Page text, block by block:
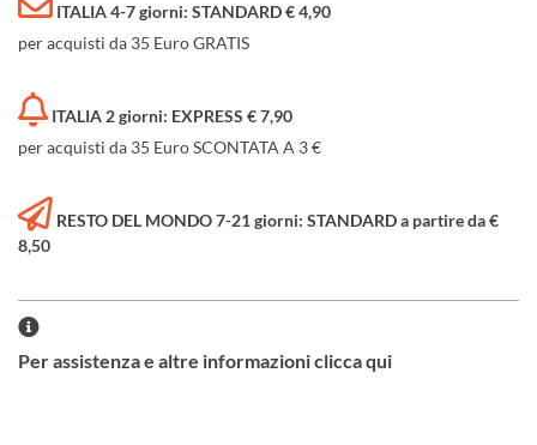
ITALIA 4-7 giorni: STANDARD € 4,90
per acquisti da 35 Euro GRATIS
ITALIA 2 giorni: EXPRESS € 7,90
per acquisti da 35 Euro SCONTATA A 3 €
RESTO DEL MONDO 7-21 giorni: STANDARD a partire da €
8,50
Per assistenza e altre informazioni clicca qui